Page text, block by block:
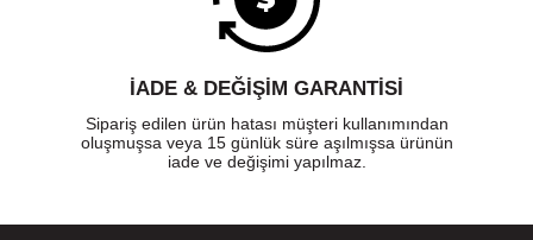
İADE & DEĞİŞİM GARANTİSİ
Sipariş edilen ürün hatası müşteri kullanımından
oluşmuşsa veya 15 günlük süre aşılmışsa ürünün
iade ve değişimi yapılmaz.